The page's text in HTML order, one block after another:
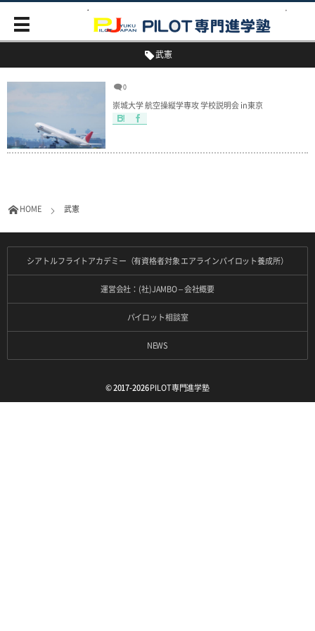
武憲
0
崇城大学 航空操縦学専攻 学校説明会 in東京
HOME 武憲
シアトルフライトアカデミー（有資格者対象 エアラインパイロット養成所）
運営会社：(社)JAMBO – 会社概要
パイロット相談室
NEWS
© 2017-2026PILOT専門進学塾